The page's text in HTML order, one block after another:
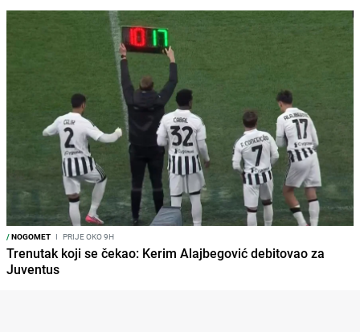
/NOGOMET I PRIJE OKO 9H
Trenutak koji se čekao: Kerim Alajbegović debitovao za
Juventus